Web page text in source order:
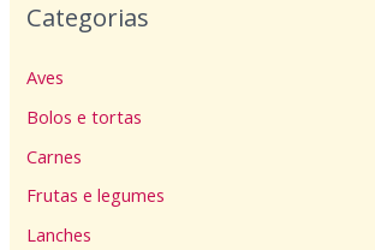
Categorias
Aves
Bolos e tortas
Carnes
Frutas e legumes
Lanches